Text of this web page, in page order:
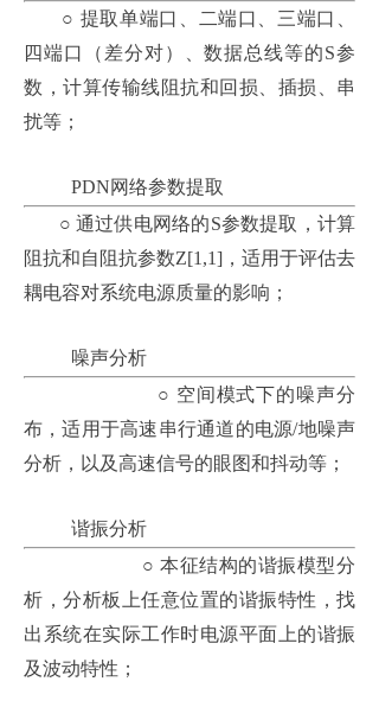
○ 提取单端口、二端口、三端口、
四端口（差分对）、数据总线等的S参
数，计算传输线阻抗和回损、插损、串
扰等；
PDN网络参数提取
○ 通过供电网络的S参数提取，计算
阻抗和自阻抗参数Z[1,1]，适用于评估去
耦电容对系统电源质量的影响；
噪声分析
○ 空间模式下的噪声分
布，适用于高速串行通道的电源/地噪声
分析，以及高速信号的眼图和抖动等；
谐振分析
○本征结构的谐振模型分
析，分析板上任意位置的谐振特性，找
出系统在实际工作时电源平面上的谐振
及波动特性；